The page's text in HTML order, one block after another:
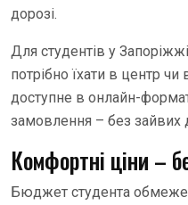
дорозі.
Для студентів у
потрібно їхати в центр
доступне в онлайн-
замовлення – без зайвих
Комфортні ціни –
Бюджет студента